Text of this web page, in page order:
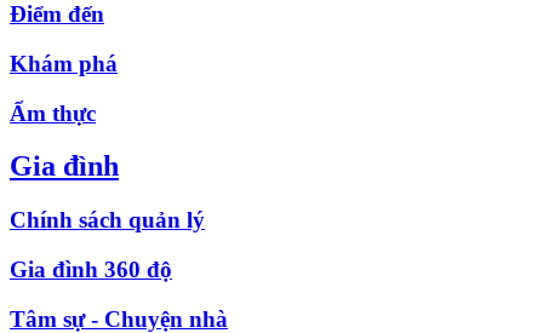
Điểm đến
Khám phá
Ẩm thực
Gia đình
Chính sách quản lý
Gia đình 360 độ
Tâm sự - Chuyện nhà